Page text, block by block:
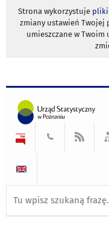
Strona wykorzystuje pliki
zmiany ustawień Twojej
umieszczane w Twoim